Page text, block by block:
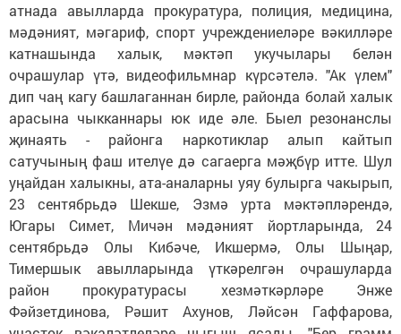
атнада авылларда прокуратура, полиция, медицина,
мәдәният, мәгариф, спорт учреждениеләре вәкилләре
катнашында халык, мәктәп укучылары белән
очрашулар үтә, видеофильмнар күрсәтелә. "Ак үлем"
дип чаң кагу башлаганнан бирле, районда болай халык
арасына чыкканнары юк иде әле. Быел резонанслы
җинаять - районга наркотиклар алып кайтып
сатучының фаш ителүе дә сагаерга мәҗбүр итте. Шул
уңайдан халыкны, ата-аналарны уяу булырга чакырып,
23 сентябрьдә Шекше, Эзмә урта мәктәпләрендә,
Югары Симет, Мичән мәдәният йортларында, 24
сентябрьдә Олы Кибәче, Икшермә, Олы Шыңар,
Тимершык авылларында үткәрелгән очрашуларда
район прокуратурасы хезмәткәрләре Энже
Фәйзетдинова, Рәшит Ахунов, Ләйсән Гаффарова,